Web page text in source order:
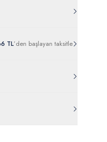
TL’den başlayan taksitle
edilebilir.